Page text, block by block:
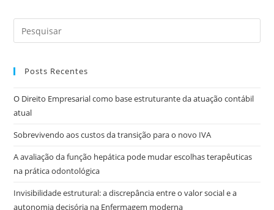
Posts Recentes
O Direito Empresarial como base estruturante da atuação contábil
atual
Sobrevivendo aos custos da transição para o novo IVA
A avaliação da função hepática pode mudar escolhas terapêuticas
na prática odontológica
Invisibilidade estrutural: a discrepância entre o valor social e a
autonomia decisória na Enfermagem moderna